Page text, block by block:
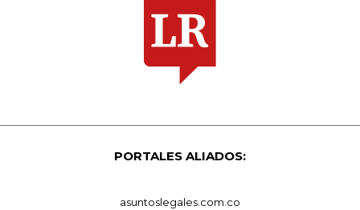
PORTALES ALIADOS:
asuntoslegales.com.co